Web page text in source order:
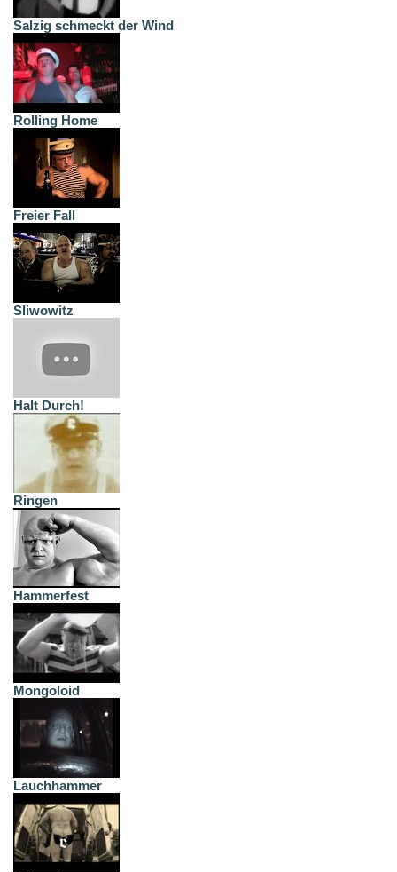
Salzig schmeckt der Wind
Rolling Home
Freier Fall
Sliwowitz
Halt Durch!
Ringen
Hammerfest
Mongoloid
Lauchhammer